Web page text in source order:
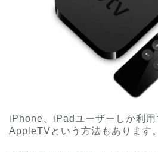
iPhone、iPadユーザーしか利用
AppleTVという方法もあります。